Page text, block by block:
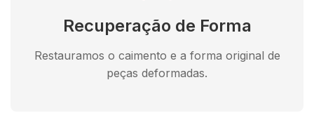
Recuperação de Forma
Restauramos o caimento e a forma original de
peças deformadas.